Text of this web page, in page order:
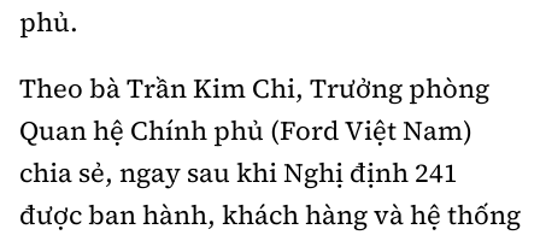
phủ.
Theo bà Trần Kim Chi, Trưởng phòng
Quan hệ Chính phủ (Ford Việt Nam)
chia sẻ, ngay sau khi Nghị định 241
được ban hành, khách hàng và hệ thống